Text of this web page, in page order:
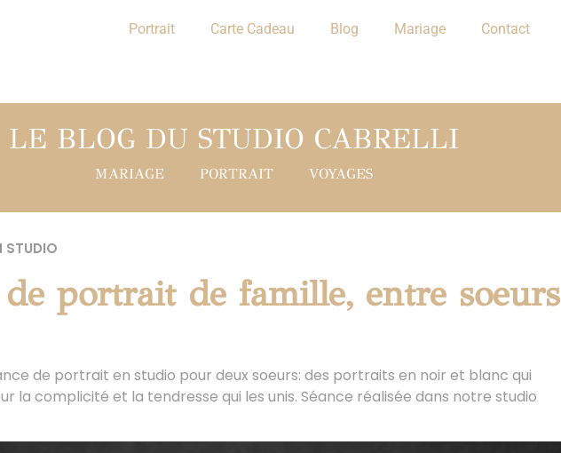
Portrait Carte Cadeau Blog Mariage Contact
LE BLOG DU STUDIO CABRELLI
MARIAGE PORTRAIT VOYAGES
STUDIO
de portrait de famille, entre soeurs
de portrait en studio pour deux soeurs: des portraits en noir et blanc qui
la complicité et la tendresse qui les unis. Séance réalisée dans notre studio